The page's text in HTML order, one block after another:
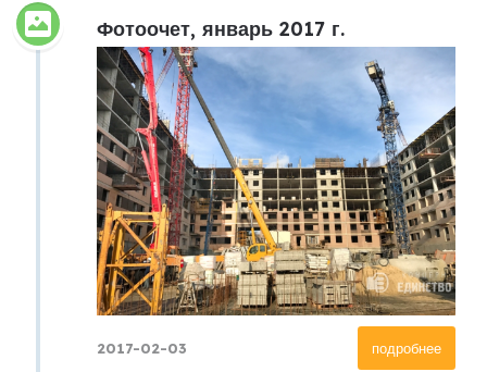
Фотоочет, январь 2017 г.
подробнее
2017-02-03